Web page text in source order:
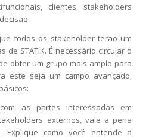
clientes, stakeholders
todos os stakeholder terão um
de STATIK. É necessário circular o
obter um grupo mais amplo para
este seja um campo avançado,
as partes interessadas em
externos, vale a pena
Explique como você entende a